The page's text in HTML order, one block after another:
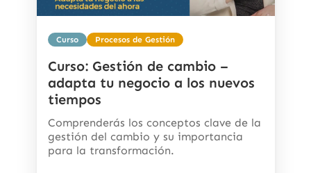
Curso Procesos de Gestión
Curso: Gestión de cambio –
adapta tu negocio a los nuevos
tiempos
Comprenderás los conceptos clave de la
gestión del cambio y su importancia
para la transformación.